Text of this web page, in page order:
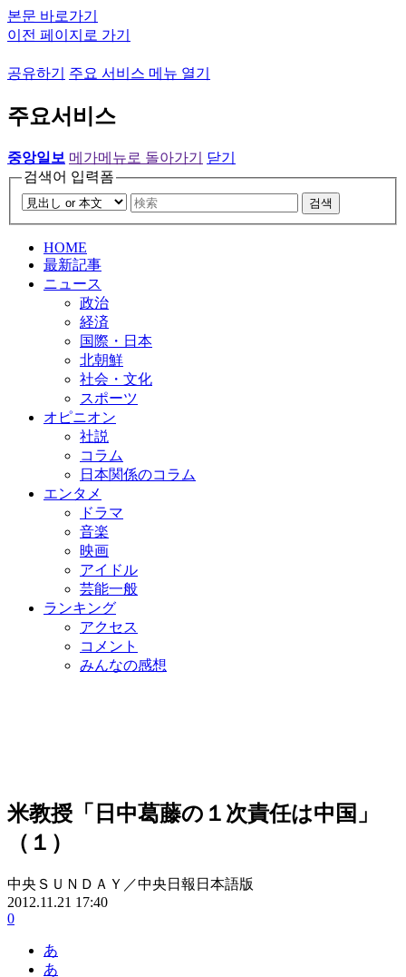
본문 바로가기
이전 페이지로 가기
공유하기 주요 서비스 메뉴 열기
주요서비스
중앙일보 메가메뉴로 돌아가기
닫기
검색어 입력폼
검색
HOME
最新記事
ニュース
政治
経済
国際・日本
北朝鮮
社会・文化
スポーツ
オピニオン
社説
コラム
日本関係のコラム
エンタメ
ドラマ
音楽
映画
アイドル
芸能一般
ランキング
アクセス
コメント
みんなの感想
米教授「日中葛藤の１次責任は中国」
（１）
中央ＳＵＮＤＡＹ／中央日報日本語版
2012.11.21 17:40
0
あ
あ